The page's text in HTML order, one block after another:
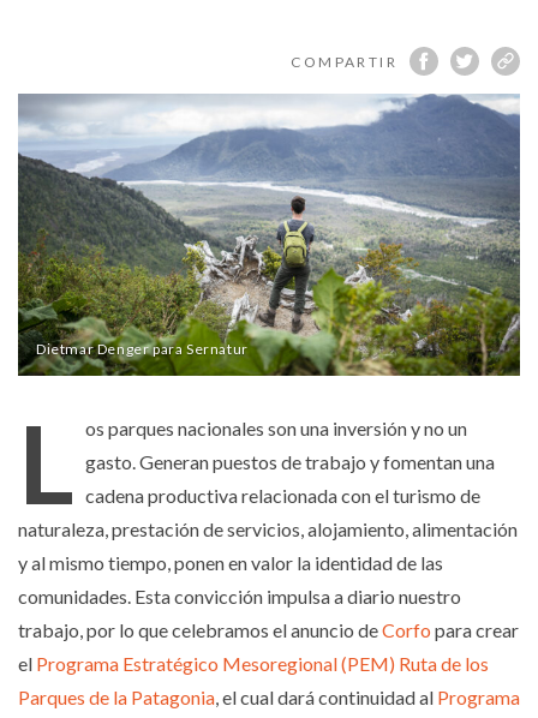
Patagonia
COMPARTIR
Dietmar Denger para Sernatur
L os parques nacionales son una inversión y no un
gasto. Generan puestos de trabajo y fomentan una
cadena productiva relacionada con el turismo de
naturaleza, prestación de servicios, alojamiento, alimentación
y al mismo tiempo, ponen en valor la identidad de las
comunidades. Esta convicción impulsa a diario nuestro
trabajo, por lo que celebramos el anuncio deCorfo para crear
el Programa Estratégico Mesoregional (PEM) Ruta de los
Parques de la Patagonia, el cual dará continuidad al Programa